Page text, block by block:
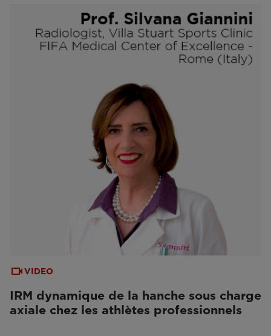
VIDEO
IRM dynamique de la hanche sous charge
axiale chez les athlètes professionnels